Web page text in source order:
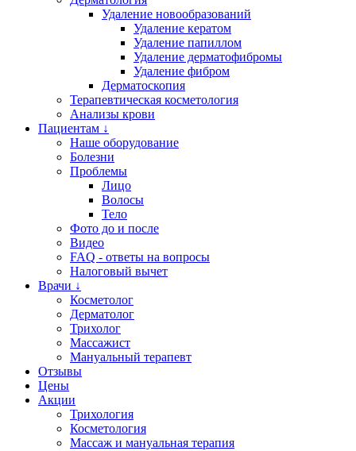
Удаление новообразований
Удаление кератом
Удаление папиллом
Удаление дерматофибромы
Удаление фибром
Дерматоскопия
Терапевтическая косметология
Анализы крови
Пациентам ↓
Наше оборудование
Болезни
Проблемы
Лицо
Волосы
Тело
Фото до и после
Видео
FAQ - ответы на вопросы
Налоговый вычет
Врачи ↓
Косметолог
Дерматолог
Трихолог
Массажист
Мануальный терапевт
Отзывы
Цены
Акции
Трихология
Косметология
Массаж и мануальная терапия